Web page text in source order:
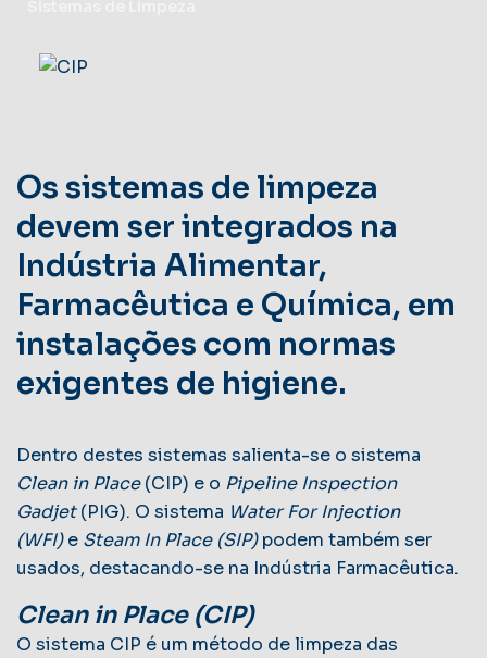
Os sistemas de limpeza
devem ser integrados na
Indústria Alimentar,
Farmacêutica e Química, em
instalações com normas
exigentes de higiene.
Dentro destes sistemas salienta-se o sistema
Clean in Place(CIP) e o Pipeline Inspection
Gadjet(PIG). O sistema Water For Injection
(WFI)e Steam In Place (SIP)podem também ser
usados, destacando-se na Indústria Farmacêutica.
Clean in Place (CIP)
O sistema CIP é um método de limpeza das